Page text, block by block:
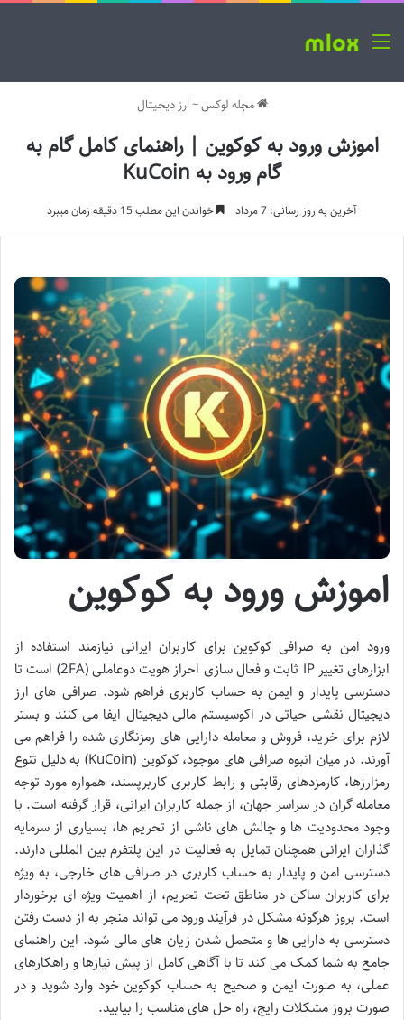
منو
مجله لوکس~ ارز دیجیتال
اموزش ورود به کوکوین | راهنمای کامل گام به
گام ورود به KuCoin
آخرین به روز رسانی: 7 مرداد خواندن این مطلب 15 دقیقه زمان میبرد
اموزش ورود به کوکوین
ورود امن به صرافی کوکوین برای کاربران ایرانی نیازمند استفاده از
ابزارهای تغییر IP ثابت و فعال سازی احراز هویت دوعاملی (2FA) است تا
دسترسی پایدار و ایمن به حساب کاربری فراهم شود. صرافی های ارز
دیجیتال نقشی حیاتی در اکوسیستم مالی دیجیتال ایفا می کنند و بستر
لازم برای خرید، فروش و معامله دارایی های رمزنگاری شده را فراهم می
آورند. در میان انبوه صرافی های موجود، کوکوین (KuCoin) به دلیل تنوع
رمزارزها، کارمزدهای رقابتی و رابط کاربری کاربرپسند، همواره مورد توجه
معامله گران در سراسر جهان، از جمله کاربران ایرانی، قرار گرفته است. با
وجود محدودیت ها و چالش های ناشی از تحریم ها، بسیاری از سرمایه
گذاران ایرانی همچنان تمایل به فعالیت در این پلتفرم بین المللی دارند.
دسترسی امن و پایدار به حساب کاربری در صرافی های خارجی، به ویژه
برای کاربران ساکن در مناطق تحت تحریم، از اهمیت ویژه ای برخوردار
است. بروز هرگونه مشکل در فرآیند ورود می تواند منجر به از دست رفتن
دسترسی به دارایی ها و متحمل شدن زیان های مالی شود. این راهنمای
جامع به شما کمک می کند تا با آگاهی کامل از پیش نیازها و راهکارهای
عملی، به صورت ایمن و صحیح به حساب کوکوین خود وارد شوید و در
صورت بروز مشکلات رایج، راه حل های مناسب را بیابید.